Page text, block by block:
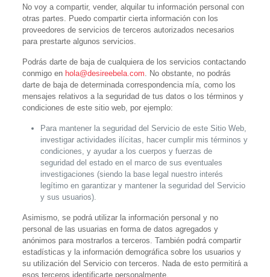
No voy a compartir, vender, alquilar tu información personal con
otras partes. Puedo compartir cierta información con los
proveedores de servicios de terceros autorizados necesarios
para prestarte algunos servicios.
Podrás darte de baja de cualquiera de los servicios contactando
conmigo en hola@desireebela.com. No obstante, no podrás
darte de baja de determinada correspondencia mía, como los
mensajes relativos a la seguridad de tus datos o los términos y
condiciones de este sitio web, por ejemplo:
Para mantener la seguridad del Servicio de este Sitio Web,
investigar actividades ilícitas, hacer cumplir mis términos y
condiciones, y ayudar a los cuerpos y fuerzas de
seguridad del estado en el marco de sus eventuales
investigaciones (siendo la base legal nuestro interés
legítimo en garantizar y mantener la seguridad del Servicio
y sus usuarios).
Asimismo, se podrá utilizar la información personal y no
personal de las usuarias en forma de datos agregados y
anónimos para mostrarlos a terceros. También podrá compartir
estadísticas y la información demográfica sobre los usuarios y
su utilización del Servicio con terceros. Nada de esto permitirá a
esos terceros identificarte personalmente.